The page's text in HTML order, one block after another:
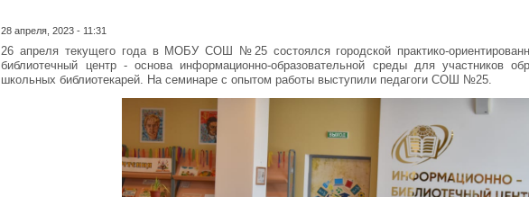
28 апреля, 2023 - 11:31
26 апреля текущего года в МОБУ СОШ №25 состоялся городской практико-
библиотечный центр - основа информационно-образовательной среды для участников
школьных библиотекарей. На семинаре с опытом работы выступили педагоги СОШ №25.